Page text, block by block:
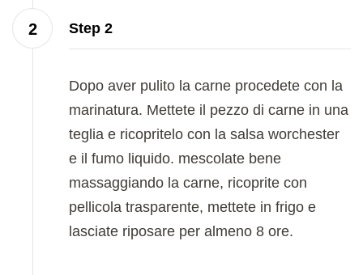
Step 2
Dopo aver pulito la carne procedete con la
marinatura. Mettete il pezzo di carne in una
teglia e ricopritelo con la salsa worchester
e il fumo liquido. mescolate bene
massaggiando la carne, ricoprite con
pellicola trasparente, mettete in frigo e
lasciate riposare per almeno 8 ore.